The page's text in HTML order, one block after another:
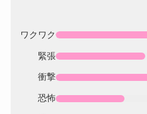
ワクワク
緊張
衝撃
恐怖